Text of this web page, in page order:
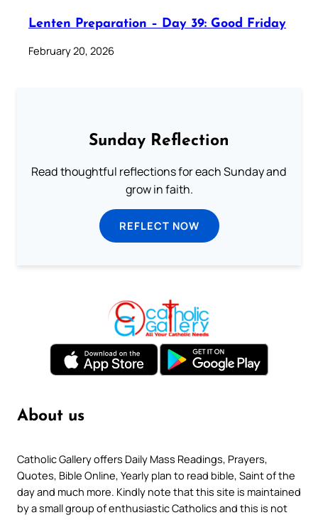
Lenten Preparation – Day 39: Good Friday
February 20, 2026
Sunday Reflection
Read thoughtful reflections for each Sunday and
grow in faith.
REFLECT NOW
About us
Catholic Gallery offers Daily Mass Readings, Prayers,
Quotes, Bible Online, Yearly plan to read bible, Saint of the
day and much more. Kindly note that this site is maintained
by a small group of enthusiastic Catholics and this is not